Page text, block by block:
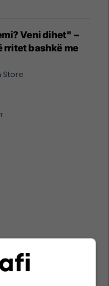
Veni dihet" –
rritet bashkë me
Store